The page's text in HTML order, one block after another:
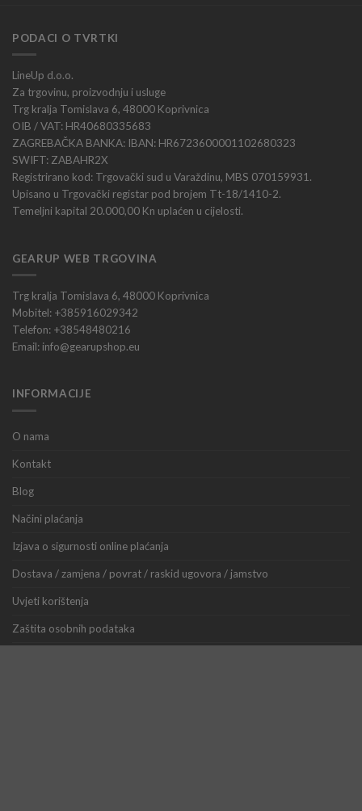
PODACI O TVRTKI
LineUp d.o.o.
Za trgovinu, proizvodnju i usluge
Trg kralja Tomislava 6, 48000 Koprivnica
OIB / VAT: HR40680335683
ZAGREBAČKA BANKA: IBAN: HR6723600001102680323
SWIFT: ZABAHR2X
Registrirano kod: Trgovački sud u Varaždinu, MBS 070159931.
Upisano u Trgovački registar pod brojem Tt-18/1410-2.
Temeljni kapital 20.000,00 Kn uplaćen u cijelosti.
GEARUP WEB TRGOVINA
Trg kralja Tomislava 6, 48000 Koprivnica
Mobitel: +385916029342
Telefon: +38548480216
Email: info@gearupshop.eu
INFORMACIJE
O nama
Kontakt
Blog
Načini plaćanja
Izjava o sigurnosti online plaćanja
Dostava / zamjena / povrat / raskid ugovora / jamstvo
Uvjeti korištenja
Zaštita osobnih podataka